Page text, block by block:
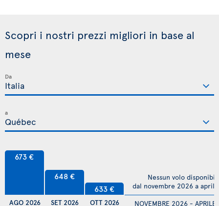
Scopri i nostri prezzi migliori in base al
mese
Da
a
673 €
AGO 2026
648 €
SET 2026
633 €
OTT 2026 NOVEMBRE 2026 -
Nessun volo
dal novembre 2026 a